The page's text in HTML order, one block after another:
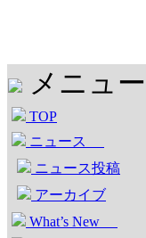
メニュー
TOP
ニュース
ニュース投稿
アーカイブ
What’s New